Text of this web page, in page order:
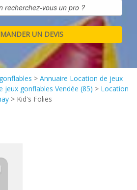
> Annuaire Location de jeux
jeux gonflables Vendée (85) > Location
> Kid's Folies